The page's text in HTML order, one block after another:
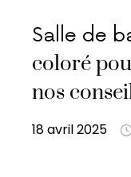
Salle de
coloré
nos
18 avril 2025